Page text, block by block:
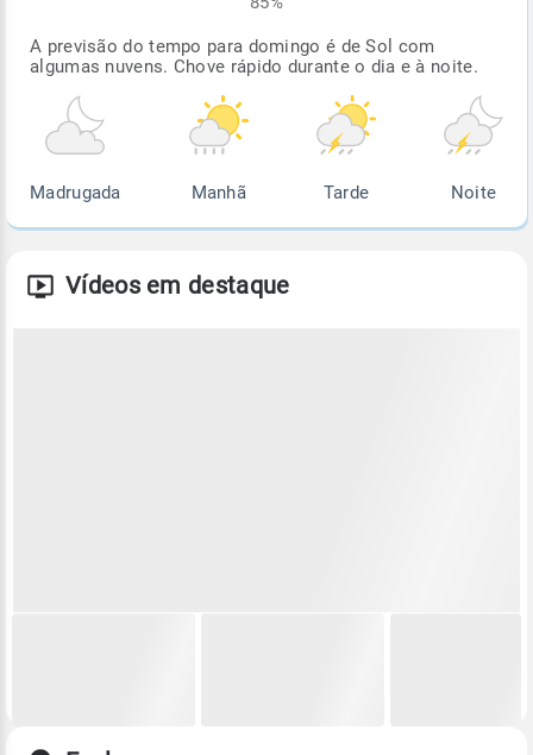
A previsão do tempo para domingo é de Sol com
algumas nuvens. Chove rápido durante o dia e à noite.
Madrugada Manhã Tarde Noite
Vídeos em destaque